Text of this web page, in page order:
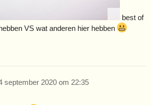
best of
VS wat anderen hier hebben
september 2020 om 22:35